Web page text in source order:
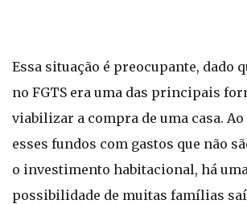
Essa situação é preocupante, dado
no FGTS era uma das principais
viabilizar a compra de uma casa.
esses fundos com gastos que não
o investimento habitacional, há
possibilidade de muitas famílias